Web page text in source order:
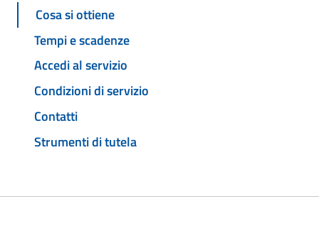
Cosa si ottiene
Tempi e scadenze
Accedi al servizio
Condizioni di servizio
Contatti
Strumenti di tutela